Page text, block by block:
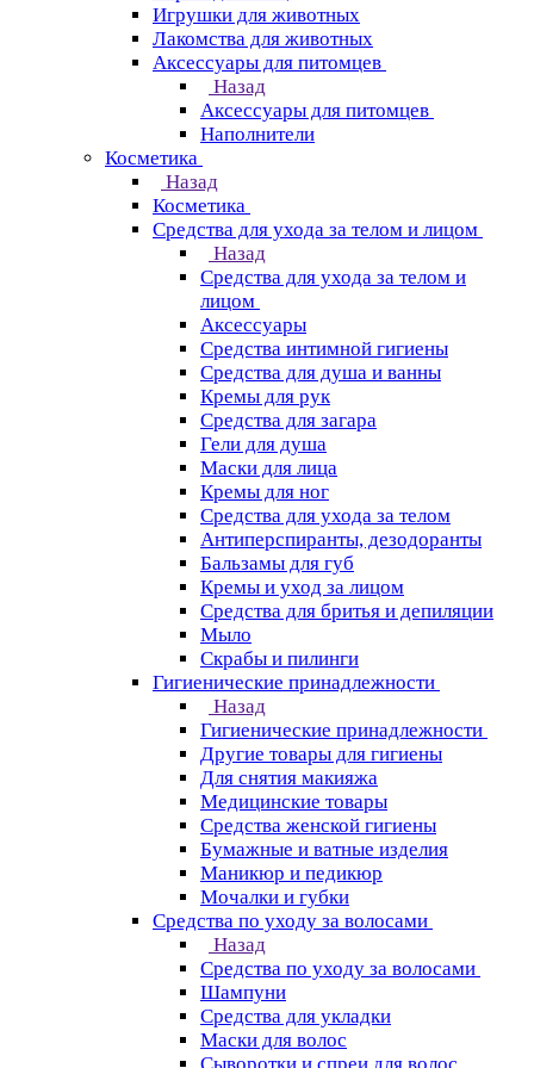
Игрушки для животных
Лакомства для животных
Аксессуары для питомцев
Назад
Аксессуары для питомцев
Наполнители
Косметика
Назад
Косметика
Средства для ухода за телом и лицом
Назад
Средства для ухода за телом и
лицом
Аксессуары
Средства интимной гигиены
Средства для душа и ванны
Кремы для рук
Средства для загара
Гели для душа
Маски для лица
Кремы для ног
Средства для ухода за телом
Антиперспиранты, дезодоранты
Бальзамы для губ
Кремы и уход за лицом
Средства для бритья и депиляции
Мыло
Скрабы и пилинги
Гигиенические принадлежности
Назад
Гигиенические принадлежности
Другие товары для гигиены
Для снятия макияжа
Медицинские товары
Средства женской гигиены
Бумажные и ватные изделия
Маникюр и педикюр
Мочалки и губки
Средства по уходу за волосами
Назад
Средства по уходу за волосами
Шампуни
Средства для укладки
Маски для волос